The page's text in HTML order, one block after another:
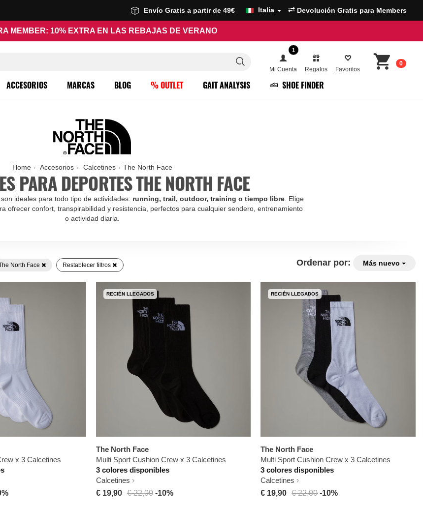
Envío Gratis a partir de 49€ Italia Devolución Gratis para Members
MEMBER: 10% EXTRA EN LAS REBAJAS DE VERANO
1
Mi Cuenta Regalos Favoritos
0
ACCESORIOS MARCAS BLOG % OUTLET GAIT ANALYSIS SHOE FINDER
Home Accesorios Calcetines The North Face
PARA DEPORTES THE NORTH FACE
son ideales para todo tipo de actividades: running, trail, outdoor, training o tiempo libre. Elige
ofrecer confort, transpirabilidad y resistencia, perfectos para cualquier sendero, entrenamiento
o actividad diaria.
Ordenar por: Más nuevo
North Face Restablecer filtros
x 3 Calcetines
RECIÉN LLEGADOS
The North Face
Multi Sport Cushion Crew x 3 Calcetines
3 colores disponibles
Calcetines
€ 19,90 € 22,00 -10%
RECIÉN LLEGADOS
The North Face
Multi Sport Cushion Crew x 3 Calcetines
3 colores disponibles
Calcetines
€ 19,90
€ 22,00 -10%